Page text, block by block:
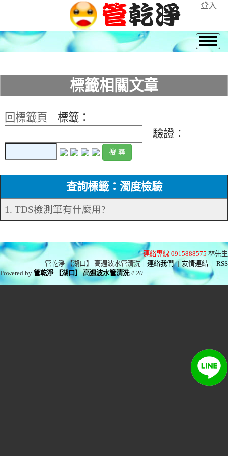
登入
標籤相關文章
回標籤頁
標籤：
驗證：
查詢標籤：濁度檢驗
1. TDS檢測筆有什麼用?
連絡專線 0915888575 林先生
管乾淨 【湖口】 高週波水管清洗 | 連絡我們 | 友情連結 | RSS
Powered by管乾淨 【湖口】 高週波水管清洗 4.20